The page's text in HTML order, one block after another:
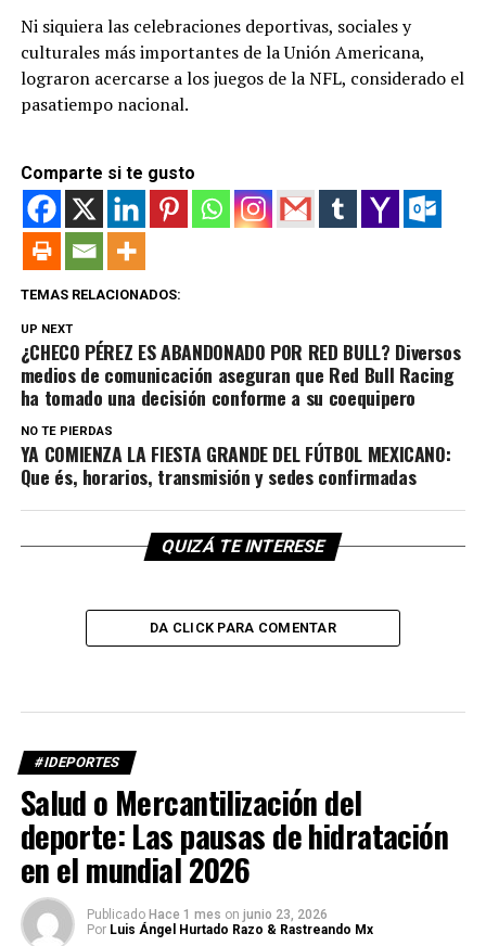
Ni siquiera las celebraciones deportivas, sociales y
culturales más importantes de la Unión Americana,
lograron acercarse a los juegos de la NFL, considerado el
pasatiempo nacional.
Comparte si te gusto
TEMAS RELACIONADOS:
UP NEXT
¿CHECO PÉREZ ES ABANDONADO POR RED BULL? Diversos
medios de comunicación aseguran que Red Bull Racing
ha tomado una decisión conforme a su coequipero
NO TE PIERDAS
YA COMIENZA LA FIESTA GRANDE DEL FÚTBOL MEXICANO:
Que és, horarios, transmisión y sedes confirmadas
QUIZÁ TE INTERESE
DA CLICK PARA COMENTAR
#IDEPORTES
Salud o Mercantilización del
deporte: Las pausas de hidratación
en el mundial 2026
Publicado Hace 1 mes on junio 23, 2026
Por Luis Ángel Hurtado Razo & Rastreando Mx